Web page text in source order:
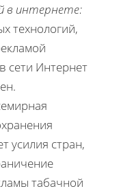
в интернете:
технологий,
сети Интернет
усилия стран,
табачной